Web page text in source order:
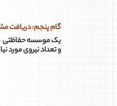
گام پنجم: دریافت
یک موسسه حفاظتی
و تعداد نیروی مورد